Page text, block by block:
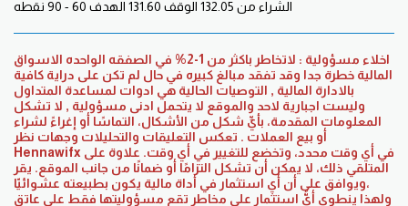
الشراء من 132.05 الوقف 131.60 الهدف 60 - 90 نقطه
اخلاء مسؤولية : لاتخاطر باكثر من 1-2% في الصفقه الواحده الاسواق
المالية خطرة جدا وقد تفقد مبالغ كبيره في حال لم تكن على دراية كافية
بالادارة المالية , التوصيات الحالية هي ادوات لمساعدة المتداول
وليست اجبارية لاحد والموقع لا يتحمل ادنى مسؤولية , لا تشكل
المعلومات المقدمة، بأيِّ شكل من الأشكال، التماسًا أو إغراءً لشراء
أو بيع العملات . تعكس التعليقات والتحليلات وجهات نظر
Hennawifx في أي وقت محدد، وتخضع للتغيير في أي وقت. علاوة على
ذلك، لا يمكن أن تشكل التزامًا أو ضمانًا من جانب الموقع. يقر ‎المتلقي
ويوافق على أن أي استثمار في أداة مالية يكون بطبيعته عشوائيّا،